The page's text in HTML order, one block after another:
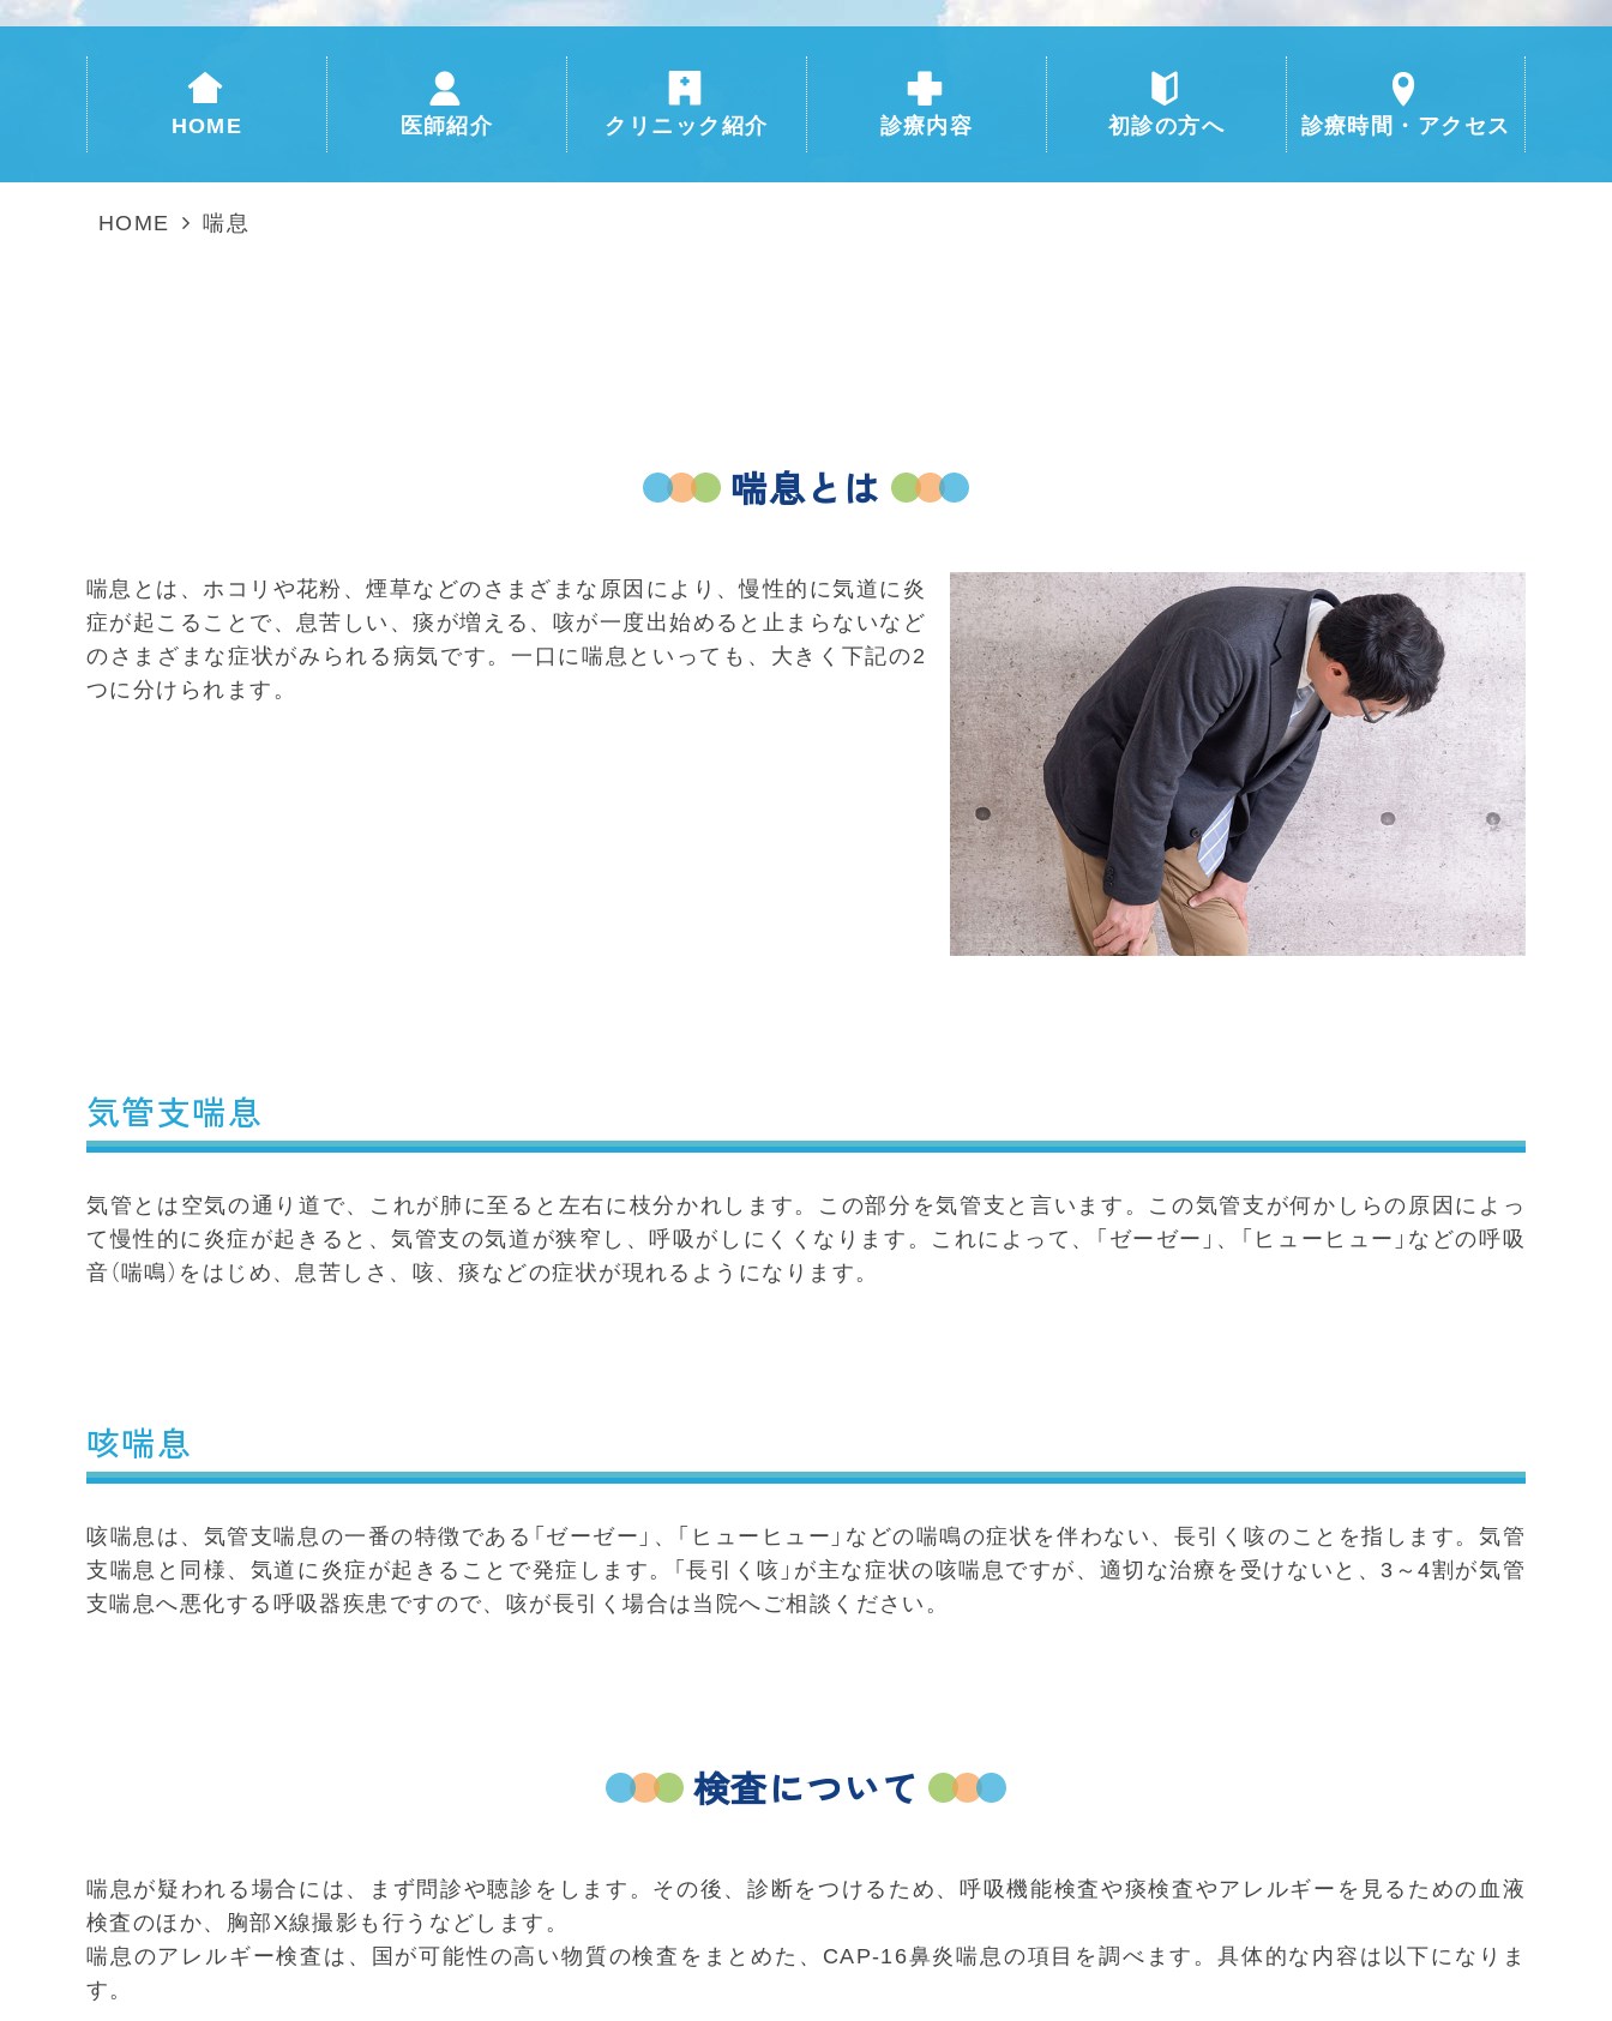
HOME 医師紹介 クリニック紹介 診療内容 初診の方へ 診療時間・アクセス
HOME 喘息
喘息とは
喘息とは、ホコリや花粉、煙草などのさまざまな原因により、慢性的に気道に炎
症が起こることで、息苦しい、痰が増える、咳が一度出始めると止まらないなど
のさまざまな症状がみられる病気です。一口に喘息といっても、大きく下記の2
つに分けられます。
気管支喘息
気管とは空気の通り道で、これが肺に至ると左右に枝分かれします。この部分を気管支と言います。この気管支が何かしらの原因によっ
て慢性的に炎症が起きると、気管支の気道が狭窄し、呼吸がしにくくなります。これによって、「ゼーゼー」、「ヒューヒュー」などの呼吸
音（喘鳴）をはじめ、息苦しさ、咳、痰などの症状が現れるようになります。
咳喘息
咳喘息は、気管支喘息の一番の特徴である「ゼーゼー」、「ヒューヒュー」などの喘鳴の症状を伴わない、長引く咳のことを指します。気管
支喘息と同様、気道に炎症が起きることで発症します。「長引く咳」が主な症状の咳喘息ですが、適切な治療を受けないと、3～4割が気管
支喘息へ悪化する呼吸器疾患ですので、咳が長引く場合は当院へご相談ください。
検査について
喘息が疑われる場合には、まず問診や聴診をします。その後、診断をつけるため、呼吸機能検査や痰検査やアレルギーを見るための血液
検査のほか、胸部X線撮影も行うなどします。
喘息のアレルギー検査は、国が可能性の高い物質の検査をまとめた、CAP-16鼻炎喘息の項目を調べます。具体的な内容は以下になりま
す。